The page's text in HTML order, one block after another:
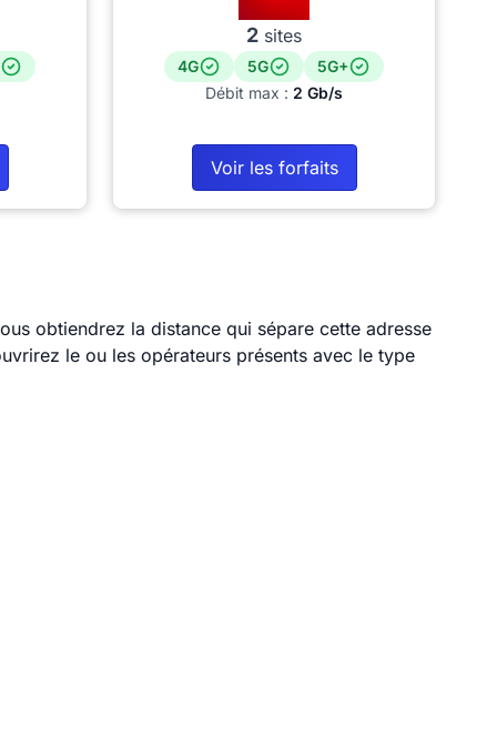
2 sites
4G 5G
5G+
Débit max : 2 Gb/s
Voir les forfaits
obtiendrez la distance qui sépare cette adresse
le ou les opérateurs présents avec le type